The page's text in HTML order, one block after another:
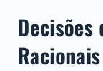
Decisões